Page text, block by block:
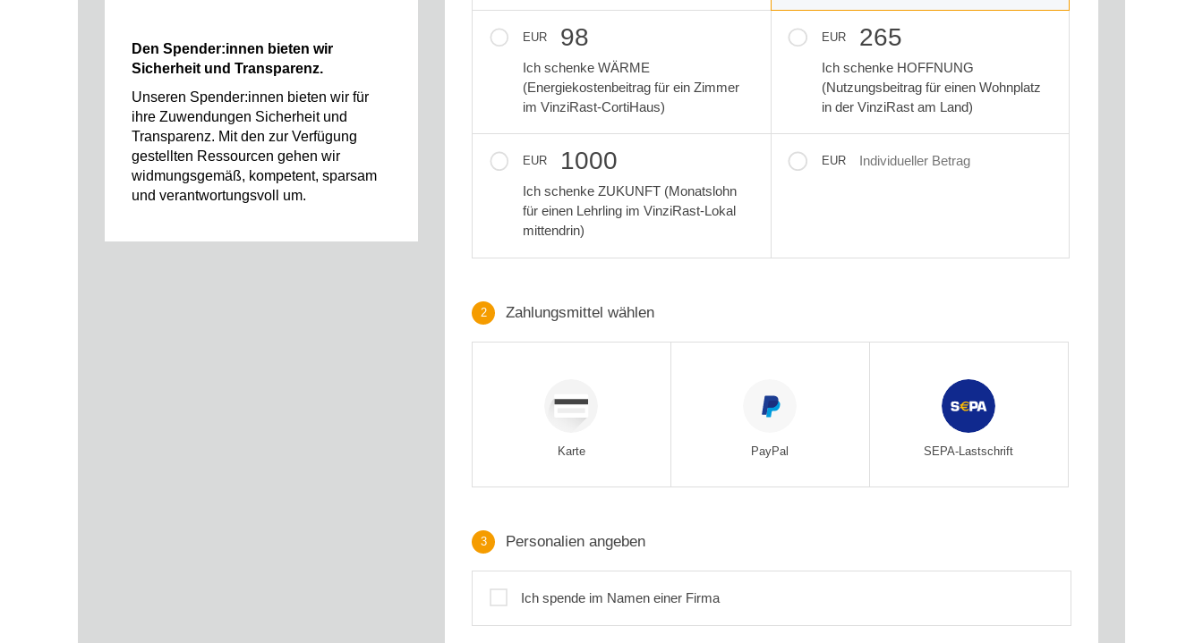
EUR 98
Ich schenke WÄRME
(Energiekostenbeitrag für ein Zimmer
im VinziRast-CortiHaus)
EUR 265
Ich schenke HOFFNUNG
(Nutzungsbeitrag für einen Wohnplatz
in der VinziRast am Land)
EUR 1000
Ich schenke ZUKUNFT (Monatslohn
für einen Lehrling im VinziRast-Lokal
mittendrin)
EUR Individueller Betrag
2 Zahlungsmittel wählen
Karte PayPal SEPA-Lastschrift
3 Personalien angeben
Ich spende im Namen einer Firma
Den Spender:innen bieten wir
Sicherheit und Transparenz.
Unseren Spender:innen bieten wir für
ihre Zuwendungen Sicherheit und
Transparenz. Mit den zur Verfügung
gestellten Ressourcen gehen wir
widmungsgemäß, kompetent, sparsam
und verantwortungsvoll um.